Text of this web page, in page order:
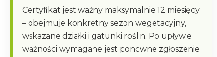
Certyfikat jest ważny maksymalnie 12 miesięcy
– obejmuje konkretny sezon wegetacyjny,
wskazane działki i gatunki roślin. Po upływie
ważności wymagane jest ponowne zgłoszenie